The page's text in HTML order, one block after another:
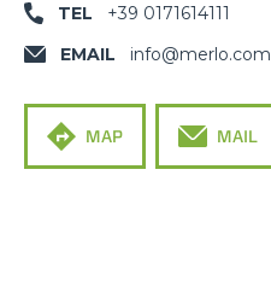
TEL
+39 0171614111
EMAIL
info@merlo.com
MAP MAIL